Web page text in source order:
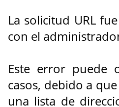
La solicitud URL
con el
Este error puede
casos, debido a
una lista de